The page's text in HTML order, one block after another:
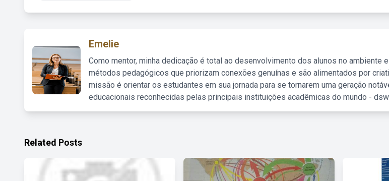
Emelie
Como mentor, minha dedicação é total ao desenvolvimento dos alunos no ambiente
métodos pedagógicos que priorizam conexões genuínas e são alimentados por
missão é orientar os estudantes em sua jornada para se tornarem uma geração
educacionais reconhecidas pelas principais instituições acadêmicas do mundo -
Related Posts